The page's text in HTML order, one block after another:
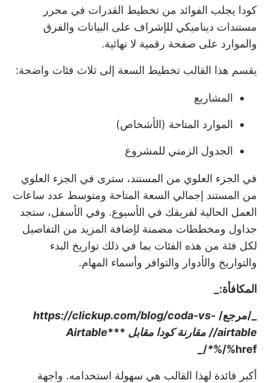
كودا يجلب الفوائد من تخطيط القدرات في محرر
مستندات ديناميكي للإشراف على البيانات والفرق
والموارد على صفحة رقمية لا نهائية.
يقسم هذا القالب تخطيط السعة إلى ثلاث فئات واضحة:
المشاريع
الموارد المتاحة (الأشخاص)
الجدول الزمني للمشروع
في الجزء العلوي من المستند، سترى في الجزء العلوي
من المستند إجمالي السعة المتاحة ومتوسط عدد ساعات
العمل الحالية لفريقك في الأسبوع. وفي الأسفل، ستجد
جداول ومخططات مضمنة لإضافة المزيد من التفاصيل
لكل فئة من هذه الفئات بما في ذلك تواريخ البدء
والتواريخ والأدوار والتوافر وأسماء المهام.
المكافأة:_
_/مرجع/ https://clickup.com/blog/coda-vs-
airtable//
مقارنة كودا مقابل Airtable ***
*%/%href/_
أكبر فائدة لهذا القالب هي سهولة استخدامه. واجهة